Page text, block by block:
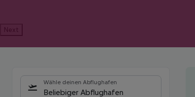
Next
Wähle deinen Abflughafen
Beliebiger Abflughafen